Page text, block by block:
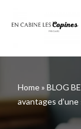
Home» BLOG
avantages